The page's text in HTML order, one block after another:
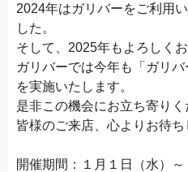
2024年はガリバーをご利用
した。
そして、2025年もよろしくお
ガリバーでは今年も「ガリバ
を実施いたします。
是非この機会にお立ち寄りく
皆様のご来店、心よりお待ち
開催期間：１月１日（水）～